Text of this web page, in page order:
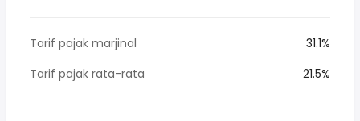
Tarif pajak marjinal
31.1%
Tarif pajak rata-rata
21.5%